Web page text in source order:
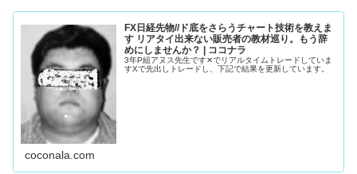
FX日経先物//ド底をさらうチャート技術を教えま
す リアタイ出来ない販売者の教材巡り。もう辞
めにしませんか？ | ココナラ
3年P組アヌス先生です✕でリアルタイムトレードしていま
すXで先出しトレードし、下記で結果を更新しています。
coconala.com